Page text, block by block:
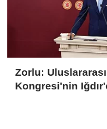
Zorlu:
Kongresi'nin